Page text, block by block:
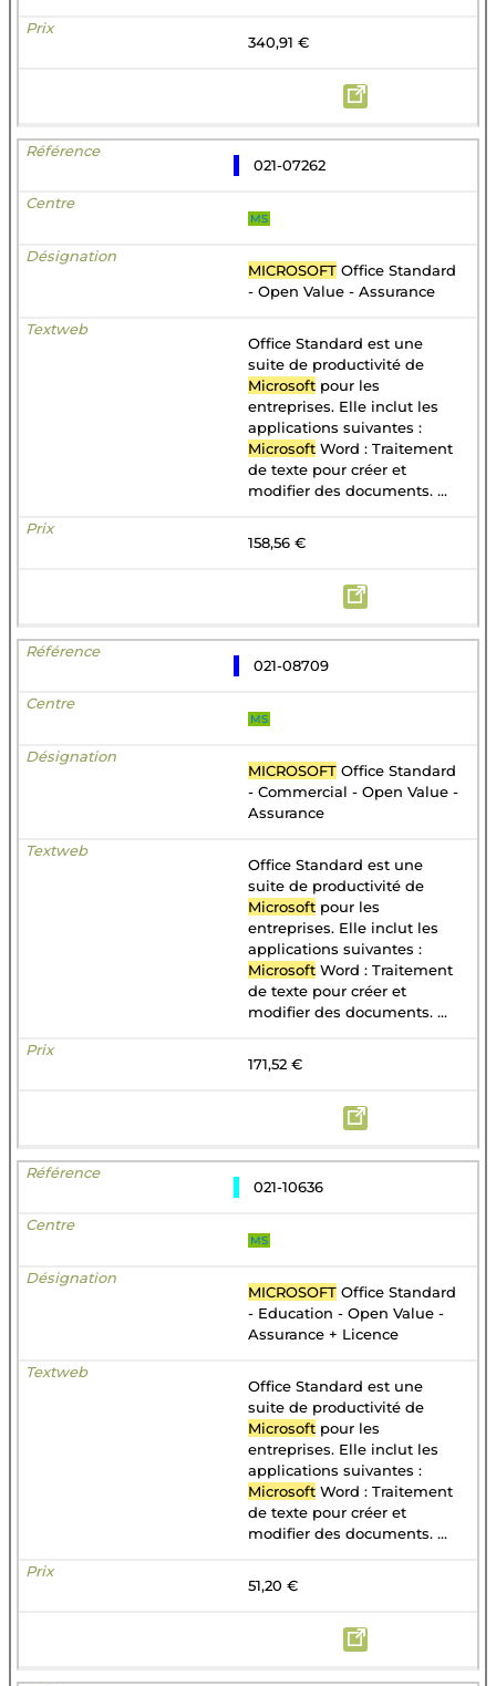
340,91 €
021-07262
MS
MICROSOFT Office Standard
- Open Value - Assurance
Office Standard est une
suite de productivité de
Microsoft pour les
entreprises. Elle inclut les
applications suivantes :
Microsoft Word : Traitement
de texte pour créer et
modifier des documents. ...
158,56 €
021-08709
MS
MICROSOFT Office Standard
- Commercial - Open Value -
Assurance
Office Standard est une
suite de productivité de
Microsoft pour les
entreprises. Elle inclut les
applications suivantes :
Microsoft Word : Traitement
de texte pour créer et
modifier des documents. ...
171,52 €
021-10636
MS
MICROSOFT Office Standard
- Education - Open Value -
Assurance + Licence
Office Standard est une
suite de productivité de
Microsoft pour les
entreprises. Elle inclut les
applications suivantes :
Microsoft Word : Traitement
de texte pour créer et
modifier des documents. ...
51,20 €